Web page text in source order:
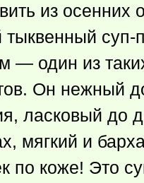
из осенних
суп-
— один из
Он нежный
ласковый до
мягкий и
по коже! Это